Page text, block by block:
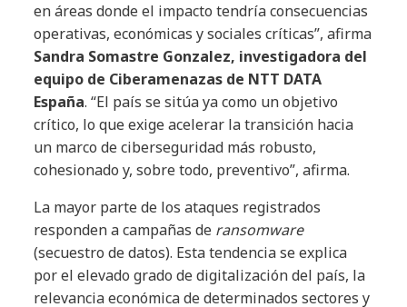
en áreas donde el impacto tendría consecuencias
operativas, económicas y sociales críticas”, afirma
Sandra Somastre Gonzalez, investigadora del
equipo de Ciberamenazas de NTT DATA
España. “El país se sitúa ya como un objetivo
crítico, lo que exige acelerar la transición hacia
un marco de ciberseguridad más robusto,
cohesionado y, sobre todo, preventivo”, afirma.
La mayor parte de los ataques registrados
responden a campañas de ransomware
(secuestro de datos). Esta tendencia se explica
por el elevado grado de digitalización del país, la
relevancia económica de determinados sectores y